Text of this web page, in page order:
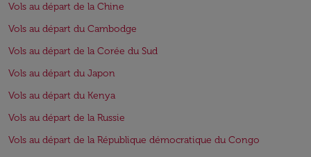
Vols au départ de la Chine
Vols au départ du Cambodge
Vols au départ de la Corée du Sud
Vols au départ du Japon
Vols au départ du Kenya
Vols au départ de la Russie
Vols au départ de la République démocratique du Congo